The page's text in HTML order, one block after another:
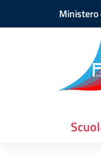
Vai ai contenuti
Vai al menu di